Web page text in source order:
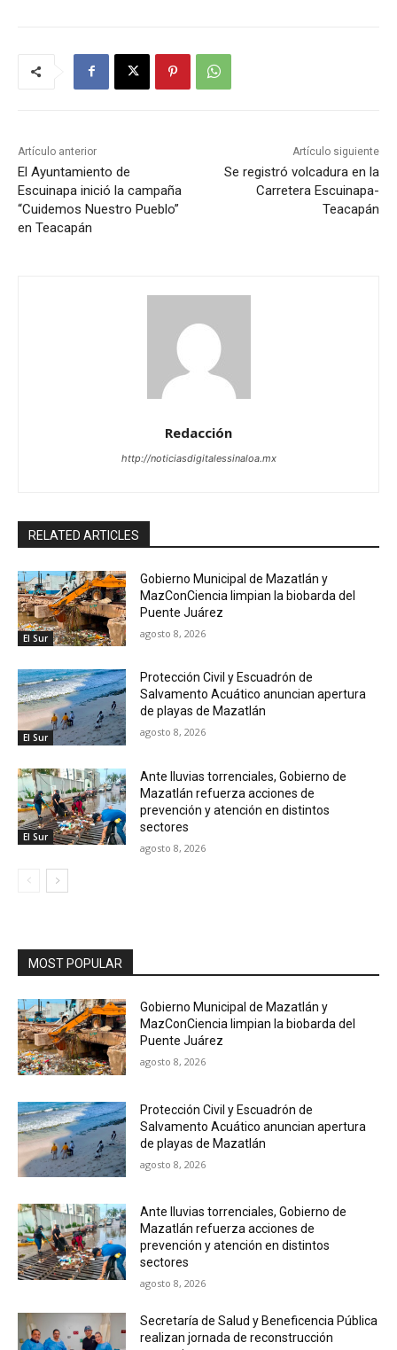
Artículo anterior
El Ayuntamiento de
Escuinapa inició la campaña
“Cuidemos Nuestro Pueblo”
en Teacapán
Artículo siguiente
Se registró volcadura en la
Carretera Escuinapa-
Teacapán
Redacción
http://noticiasdigitalessinaloa.mx
RELATED ARTICLES
El Sur
Gobierno Municipal de Mazatlán y
MazConCiencia limpian la biobarda del
Puente Juárez
agosto 8, 2026
El Sur
Protección Civil y Escuadrón de
Salvamento Acuático anuncian apertura
de playas de Mazatlán
agosto 8, 2026
El Sur
Ante lluvias torrenciales, Gobierno de
Mazatlán refuerza acciones de
prevención y atención en distintos
sectores
agosto 8, 2026
MOST POPULAR
Gobierno Municipal de Mazatlán y
MazConCiencia limpian la biobarda del
Puente Juárez
agosto 8, 2026
Protección Civil y Escuadrón de
Salvamento Acuático anuncian apertura
de playas de Mazatlán
agosto 8, 2026
Ante lluvias torrenciales, Gobierno de
Mazatlán refuerza acciones de
prevención y atención en distintos
sectores
agosto 8, 2026
Secretaría de Salud y Beneficencia Pública
realizan jornada de reconstrucción